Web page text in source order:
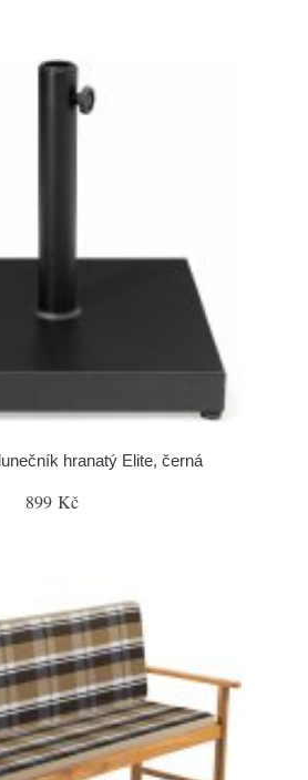
hranatý Elite, černá
899 Kč